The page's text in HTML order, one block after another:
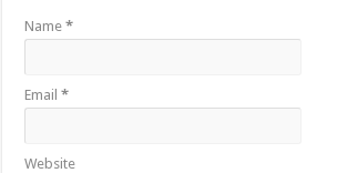
Name*
Email*
Website